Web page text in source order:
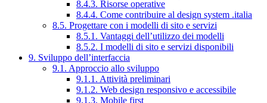
8.4.3. Risorse operative
8.4.4. Come contribuire al design system .italia
8.5. Progettare con i modelli di sito e servizi
8.5.1. Vantaggi dell’utilizzo dei modelli
8.5.2. I modelli di sito e servizi disponibili
9. Sviluppo dell’interfaccia
9.1. Approccio allo sviluppo
9.1.1. Attività preliminari
9.1.2. Web design responsivo e accessibile
9.1.3. Mobile first